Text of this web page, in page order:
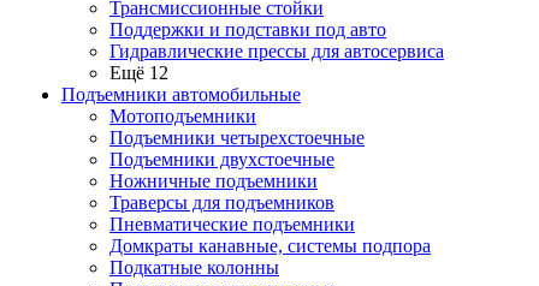
Трансмиссионные стойки
Поддержки и подставки под авто
Гидравлические прессы для автосервиса
Ещё 12
Подъемники автомобильные
Мотоподъемники
Подъемники четырехстоечные
Подъемники двухстоечные
Ножничные подъемники
Траверсы для подъемников
Пневматические подъемники
Домкраты канавные, системы подпора
Подкатные колонны